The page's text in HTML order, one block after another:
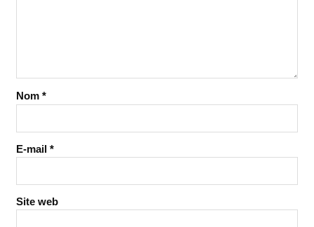
Nom *
E-mail *
Site web